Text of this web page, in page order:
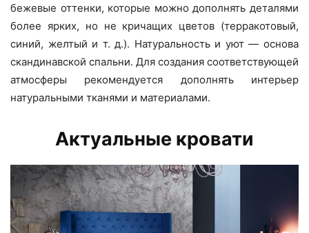
бежевые оттенки, которые можно дополнять деталями
более ярких, но не кричащих цветов (терракотовый,
синий, желтый и т. д.). Натуральность и уют — основа
скандинавской спальни. Для создания соответствующей
атмосферы рекомендуется дополнять интерьер
натуральными тканями и материалами.
Актуальные кровати